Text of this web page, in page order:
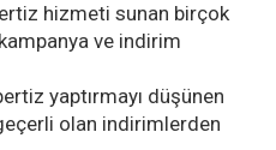
hizmeti sunan birçok
ve indirim
yaptırmayı düşünen
olan indirimlerden